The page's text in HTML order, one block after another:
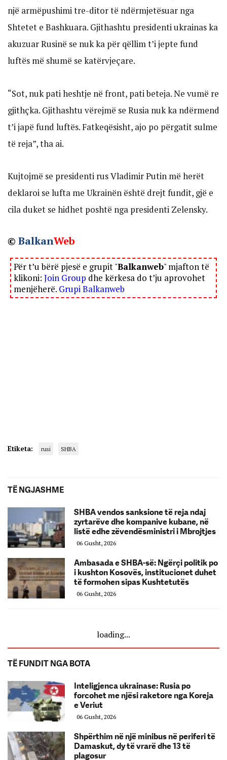
një armëpushimi tre-ditor të ndërmjetësuar nga
Shtetet e Bashkuara. Gjithashtu presidenti ukrainas ka
akuzuar Rusinë se nuk ka për qëllim t’i jepte fund
luftës më shumë se katërvjeçare.
“Sot, nuk pati heshtje në front, pati beteja. Ne vumë re
gjithçka. Gjithashtu vërejmë se Rusia nuk ka ndërmend
t’i japë fund luftës. Fatkeqësisht, ajo po përgatit sulme
të reja”, tha ai.
Kujtojmë se presidenti rus Vladimir Putin më herët
deklaroi se lufta me Ukrainën është drejt fundit, gjë e
cila duket se hidhet poshtë nga presidenti Zelensky.
© BalkanWeb
Për t’u bërë pjesë e grupit "Balkanweb" mjafton të
klikoni: Join Group dhe kërkesa do t’ju aprovohet
menjëherë. Grupi Balkanweb
Etiketa: rusi SHBA
TË NGJASHME
SHBA vendos sanksione të reja ndaj
zyrtarëve dhe kompanive kubane, në
listë edhe zëvendësministri i Mbrojtjes
06 Gusht, 2026
Ambasada e SHBA-së: Ngërçi politik po
i kushton Kosovës, institucionet duhet
të formohen sipas Kushtetutës
06 Gusht, 2026
loading...
TË FUNDIT NGA BOTA
Inteligjenca ukrainase: Rusia po
forcohet me njësi raketore nga Koreja
e Veriut
06 Gusht, 2026
Shpërthim në një minibus në periferi të
Damaskut, dy të vrarë dhe 13 të
plagosur